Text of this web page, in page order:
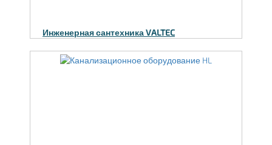
Инженерная сантехника VALTEC